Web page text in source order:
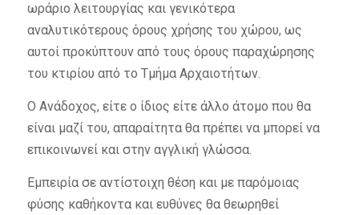
ωράριο λειτουργίας και γενικότερα
αναλυτικότερους όρους χρήσης του χώρου, ως
αυτοί προκύπτουν από τους όρους παραχώρησης
του κτιρίου από το Τμήμα Αρχαιοτήτων.
Ο Ανάδοχος, είτε ο ίδιος είτε άλλο άτομο που θα
είναι μαζί του, απαραίτητα θα πρέπει να μπορεί να
επικοινωνεί και στην αγγλική γλώσσα.
Εμπειρία σε αντίστοιχη θέση και με παρόμοιας
φύσης καθήκοντα και ευθύνες θα θεωρηθεί